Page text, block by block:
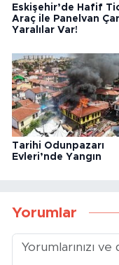
Eskişehir’de Hafif
Araç ile Panelvan
Yaralılar Var!
Tarihi Odunpazarı
Evleri’nde Yangın
Yorumlar